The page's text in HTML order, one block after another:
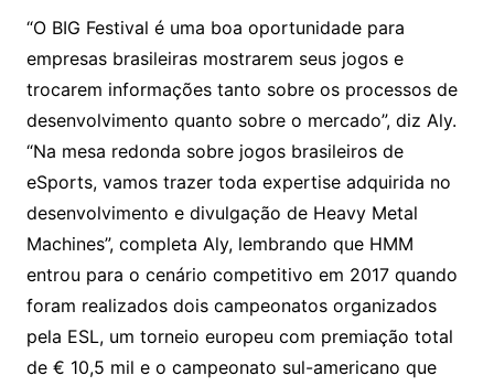
“O BIG Festival é uma boa oportunidade para
empresas brasileiras mostrarem seus jogos e
trocarem informações tanto sobre os processos de
desenvolvimento quanto sobre o mercado”, diz Aly.
“Na mesa redonda sobre jogos brasileiros de
eSports, vamos trazer toda expertise adquirida no
desenvolvimento e divulgação de Heavy Metal
Machines”, completa Aly, lembrando que HMM
entrou para o cenário competitivo em 2017 quando
foram realizados dois campeonatos organizados
pela ESL, um torneio europeu com premiação total
de € 10,5 mil e o campeonato sul-americano que